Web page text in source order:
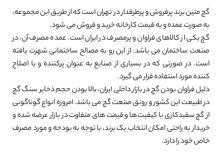
گچ متین برند پرفروش و پرطرفدار در تهران است که از طریق این مجموعه،
به صورت عمده و به قیمت کارخانه خرید و فروش می شود.
گچ یکی از کالاهای فراوان و پرمصرف در ایران است. عمده مصرف آن، در
صنعت ساختمان می باشد. از این رو به مصالح ساختمانی شهرت یافته
است. در صورتی که در بسیاری از صنایع به عنوان پرکننده و یا اصلاح
کننده مورد استفاده قرار می گیرد.
دلیل فراوان بودن گچ در بازار داخلی ایران، بالا بودن حجم ذخایر سنگ گچ
در طبیعت این کشور و رونق صنعت گچ می باشد. امروزه انواع گوناگونی
از گچ سفیدکاری با کیفیت ها و قیمت های متفاوت در بازار عرضه شده و
خریدار به راحتی امکان انتخاب یک برند، با توجه به بودجه و مورد مصرف
خاص خود را دارد.